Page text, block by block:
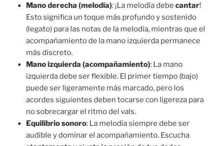
Mano derecha (melodía): ¡La melodía debe cantar!
Esto significa un toque más profundo y sostenido
(legato) para las notas de la melodía, mientras que el
acompañamiento de la mano izquierda permanece
más discreto.
Mano izquierda (acompañamiento): La mano
izquierda debe ser flexible. El primer tiempo (bajo)
puede ser ligeramente más marcado, pero los
acordes siguientes deben tocarse con ligereza para
no sobrecargar el ritmo del vals.
Equilibrio sonoro: La melodía siempre debe ser
audible y dominar el acompañamiento. Escucha